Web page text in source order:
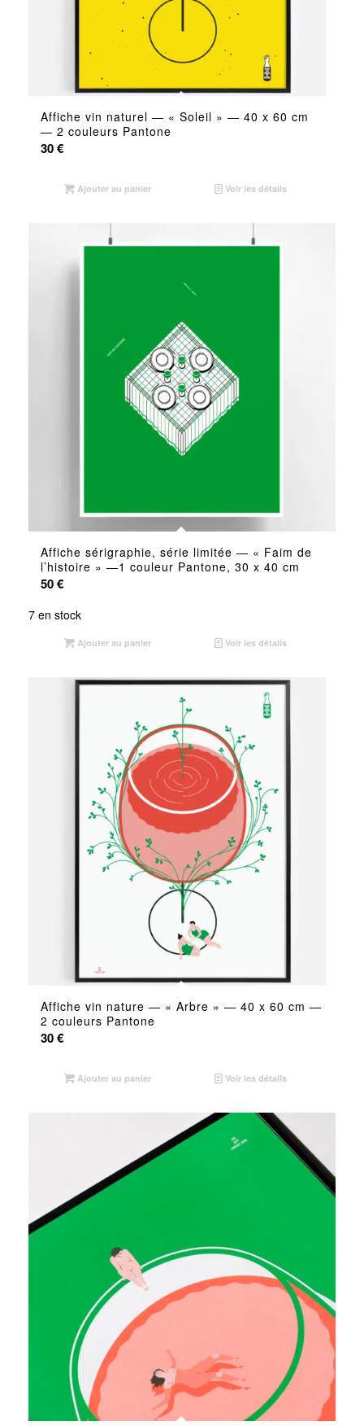
Affiche vin naturel — « Soleil » — 40 x 60 cm
— 2 couleurs Pantone
30€
Ajouter au panier Voir les détails
Affiche sérigraphie, série limitée — « Faim de
l’histoire » —1 couleur Pantone, 30 x 40 cm
50€
7 en stock
Ajouter au panier Voir les détails
Affiche vin nature — « Arbre » — 40 x 60 cm —
2 couleurs Pantone
30€
Ajouter au panier Voir les détails